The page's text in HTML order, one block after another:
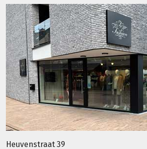
Heuvenstraat 39